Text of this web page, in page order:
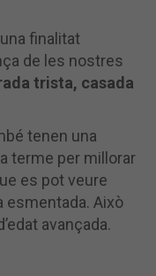
finalitat
de les nostres
trista, casada
tenen una
terme per millorar
es pot veure
esmentada. Això
avançada.